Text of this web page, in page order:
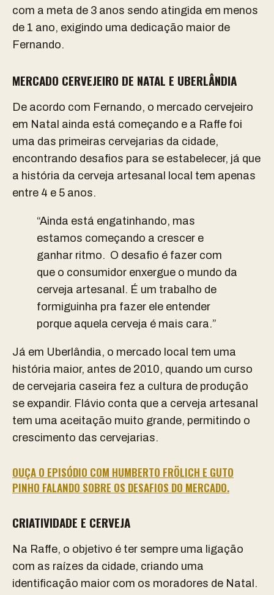
com a meta de 3 anos sendo atingida em menos
de 1 ano, exigindo uma dedicação maior de
Fernando.
MERCADO CERVEJEIRO DE NATAL E UBERLÂNDIA
De acordo com Fernando, o mercado cervejeiro
em Natal ainda está começando e a Raffe foi
uma das primeiras cervejarias da cidade,
encontrando desafios para se estabelecer, já que
a história da cerveja artesanal local tem apenas
entre 4 e 5 anos.
“Ainda está engatinhando, mas
estamos começando a crescer e
ganhar ritmo. O desafio é fazer com
que o consumidor enxergue o mundo da
cerveja artesanal. É um trabalho de
formiguinha pra fazer ele entender
porque aquela cerveja é mais cara.”
Já em Uberlândia, o mercado local tem uma
história maior, antes de 2010, quando um curso
de cervejaria caseira fez a cultura de produção
se expandir. Flávio conta que a cerveja artesanal
tem uma aceitação muito grande, permitindo o
crescimento das cervejarias.
OUÇA O EPISÓDIO COM HUMBERTO FRÖLICH E GUTO
PINHO FALANDO SOBRE OS DESAFIOS DO MERCADO.
CRIATIVIDADE E CERVEJA
Na Raffe, o objetivo é ter sempre uma ligação
com as raízes da cidade, criando uma
identificação maior com os moradores de Natal.